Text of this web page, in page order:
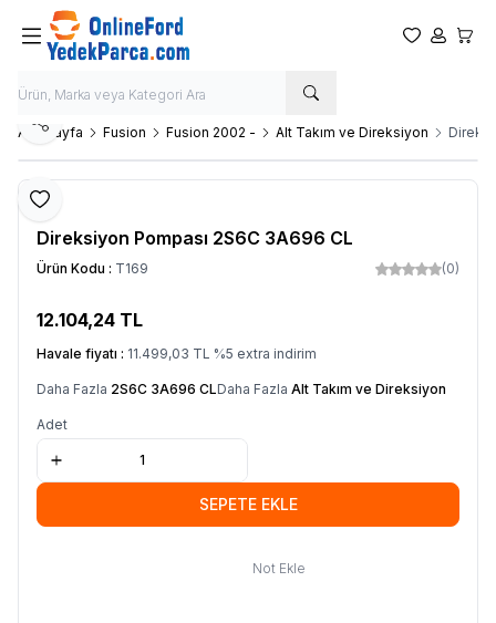
Favorilerim
Hesabım
Ana Sayfa Fusion Fusion 2002 - Alt Takım ve Direksiyon
Favoriye Ekle
Paylaş
YS
Direksiyon Pompası 2S6C 3A696 CL
Ürün Kodu : T169 (0)
12.104,24 TL
Havale fiyatı : 11.499,03 TL %5 extra indirim
Daha Fazla 2S6C 3A696 CLDaha Fazla Alt Takım ve Direksiyon
Adet
SEPETE EKLE
Not Ekle